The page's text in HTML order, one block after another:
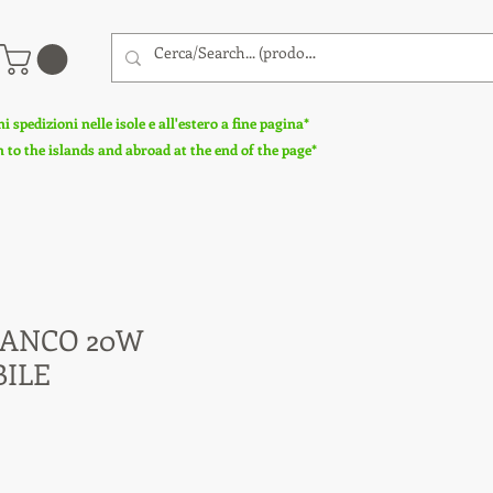
spedizioni nelle isole e all'estero a fine pagina*
the islands and abroad at the end of the page*
20W